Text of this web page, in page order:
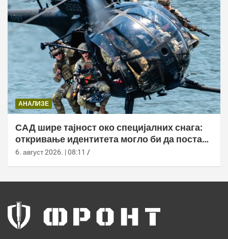
АНАЛИЗЕ
САД шире тајност око специјалних снага:
откривање идентитета могло би да постане
кривично дело
6. август 2026. | 08:11